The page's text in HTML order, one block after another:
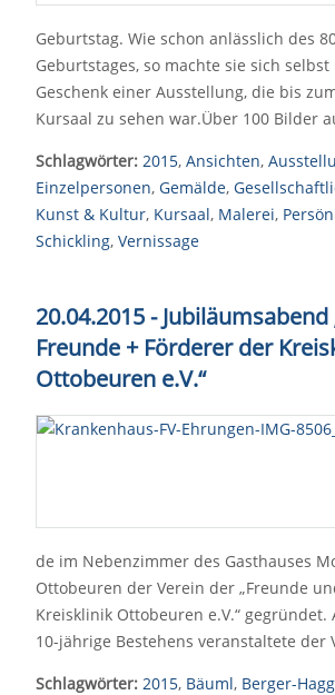
Geburtstag. Wie schon anlässlich des
Geburtstages, so machte sie sich
Geschenk einer Ausstellung, die bis
Kursaal zu sehen war.Über 100 Bilder
Schlagwörter: 2015, Ansichten,
Einzelpersonen, Gemälde,
Kunst & Kultur, Kursaal, Malerei,
Schickling, Vernissage
20.04.2015 - Jubiläumsabend
Freunde + Förderer der
Ottobeuren e.V.“
de im Nebenzimmer des Gasthauses
Ottobeuren der Verein der „Freunde
Kreisklinik Ottobeuren e.V.“ gegründet.
10-jährige Bestehens veranstaltete der
Schlagwörter: 2015, Bäuml, Berger-